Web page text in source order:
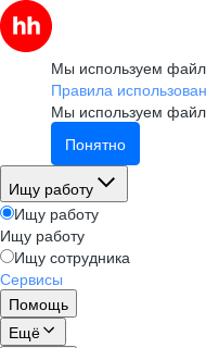
Мы используем
Правила
Мы используем
Понятно
Ищу работу
Ищу работу
Ищу работу
Ищу сотрудника
Сервисы
Помощь
Ещё